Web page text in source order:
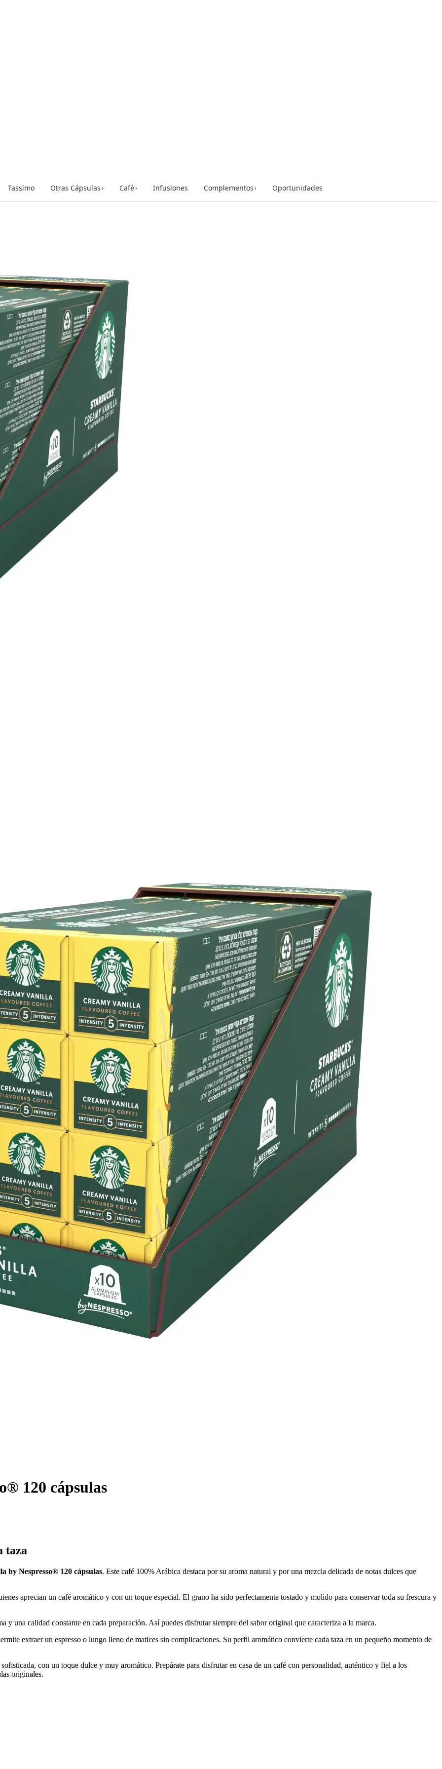
Tassimo Otras Cápsulas› Café› Infusiones Complementos› Oportunidades
120 cápsulas
taza
by Nespresso® 120 cápsulas. Este café 100% Arábica destaca por su aroma natural y por una mezcla delicada de notas dulces que
aprecian un café aromático y con un toque especial. El grano ha sido perfectamente tostado y molido para conservar toda su frescura y
y una calidad constante en cada preparación. Así puedes disfrutar siempre del sabor original que caracteriza a la marca.
extraer un espresso o lungo lleno de matices sin complicaciones. Su perfil aromático convierte cada taza en un pequeño momento de
con un toque dulce y muy aromático. Prepárate para disfrutar en casa de un café con personalidad, auténtico y fiel a los
originales.